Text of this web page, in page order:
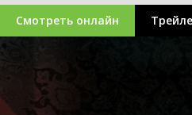
Смотреть онлайн